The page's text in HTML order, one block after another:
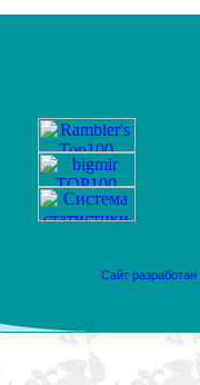
Сайт